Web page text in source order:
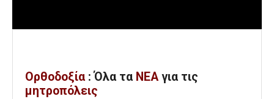
Ορθοδοξία : Όλα τα ΝΕΑ για τις
μητροπόλεις